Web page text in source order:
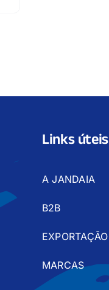
Links úteis
A JANDAIA
B2B
EXPORTAÇÃO
MARCAS